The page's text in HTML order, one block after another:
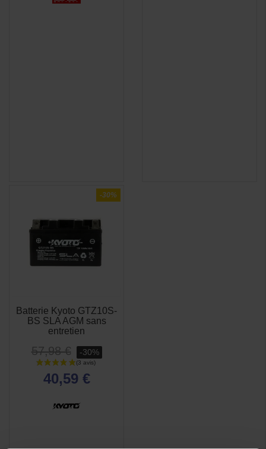
-30%
Batterie Kyoto GTZ10S-
BS SLA AGM sans
entretien
57,98 € -30%
40,59 €